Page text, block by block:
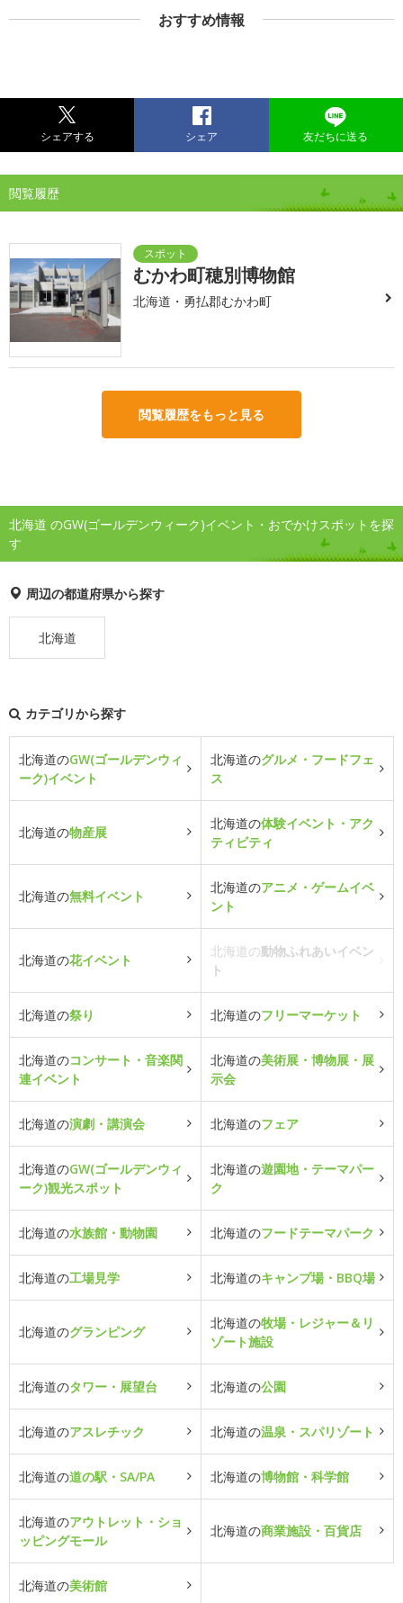
おすすめ情報
シェアする シェア 友だちに送る
閲覧履歴
むかわ町穂別博物館
北海道・勇払郡むかわ町
閲覧履歴をもっと見る
北海道 のGW(ゴールデンウィーク)イベント・おでかけスポットを探
す
周辺の都道府県から探す
北海道
カテゴリから探す
北海道のGW(ゴールデンウィ
ーク)イベント
北海道のグルメ・フードフェ
ス
北海道の物産展
北海道の体験イベント・アク
ティビティ
北海道の無料イベント
北海道のアニメ・ゲームイベ
ント
北海道の花イベント
北海道の動物ふれあいイベン
ト
北海道の祭り 北海道のフリーマーケット
北海道のコンサート・音楽関
連イベント
北海道の美術展・博物展・展
示会
北海道の演劇・講演会 北海道のフェア
北海道のGW(ゴールデンウィ
ーク)観光スポット
北海道の遊園地・テーマパー
ク
北海道の水族館・動物園 北海道のフードテーマパーク
北海道の工場見学 北海道のキャンプ場・BBQ場
北海道のグランピング
北海道の牧場・レジャー＆リ
ゾート施設
北海道のタワー・展望台 北海道の公園
北海道のアスレチック 北海道の温泉・スパリゾート
北海道の道の駅・SA/PA 北海道の博物館・科学館
北海道のアウトレット・ショ
ッピングモール
北海道の商業施設・百貨店
北海道の美術館